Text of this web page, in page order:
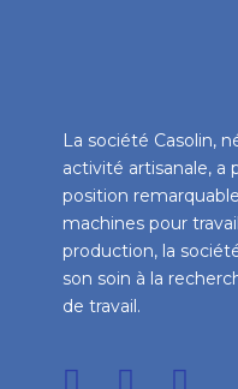
La société Casolin,
activité artisanale, a
position
machines pour
production, la
son soin à la
de travail.